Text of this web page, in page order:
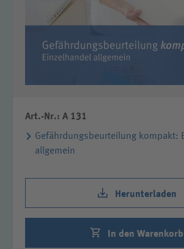
Art.-Nr.: A 131
Gefährdungsbeurteilung kompakt:
allgemein
Herunterladen
In den Warenkorb